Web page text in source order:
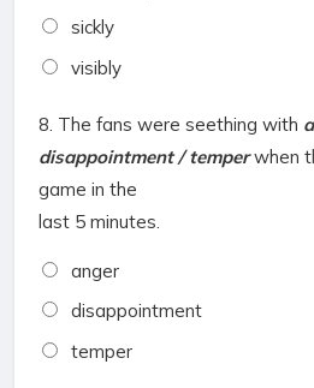
sickly
visibly
8. The fans were seething with
disappointment / temperwhen
game in the
last 5 minutes.
anger
disappointment
temper